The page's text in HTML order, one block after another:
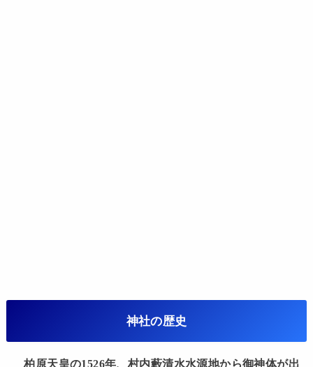
神社の歴史
柏原天皇の1526年、村内藪清水水源地から御神体が出